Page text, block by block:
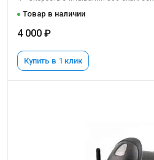
Товар в наличии
4 000 ₽
Купить в 1 клик